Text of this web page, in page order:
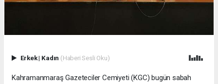
Erkek| Kadın (Haberi Sesli Oku)
Kahramanmaraş Gazeteciler Cemiyeti (KGC) bugün sabah